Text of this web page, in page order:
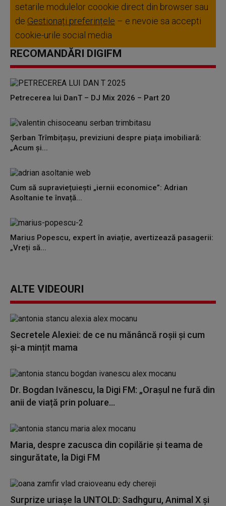
setarile modulelor coookie direct din browser sau
de Gestionați preferințele – e nevoie sa accepti
cookie-urile social media
RECOMANDĂRI DIGIFM
Petrecerea lui DanT – DJ Mix 2026 – Part 20
Șerban Trîmbițașu, previziuni despre piața imobiliară:
„Acum și...
Cum să supraviețuiești „iernii economice”: Adrian
Asoltanie te învață...
Marius Popescu, expert în aviație, avertizează pasagerii:
„Vreți să...
ALTE VIDEOURI
Secretele Alexiei: de ce nu mănâncă roșii și cum
și-a mințit mama
Dr. Bogdan Ivănescu, la Digi FM: „Orașul ne fură din
anii de viață prin poluare...
Maria, despre zacusca din copilărie și teama de
singurătate, la Digi FM
Surprize uriașe la UNTOLD: Sadhguru, Animal X și